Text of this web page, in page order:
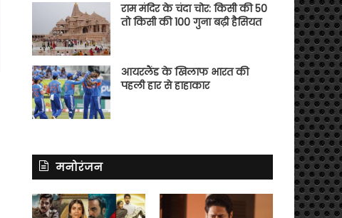
राम मंदिर के चंदा चोर: किसी की 50
तो किसी की 100 गुना बढ़ी हैसियत
आयरलैंड के खिलाफ भारत की
पहली हार से हाहाकार
मनोरंजन